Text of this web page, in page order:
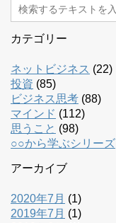
カテゴリー
ネットビジネス (22)
投資 (85)
ビジネス思考 (88)
マインド (112)
思うこと (98)
○○から学ぶシリーズ
アーカイブ
2020年7月 (1)
2019年7月 (1)